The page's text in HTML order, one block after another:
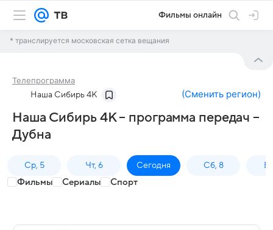
Фильмы онлайн
* транслируется московская сетка вещания
Телепрограмма
Наша Сибирь 4К (Сменить регион)
Наша Сибирь 4К – программа передач –
Дубна
Ср, 5 Чт, 6 Сегодня Сб, 8
Фильмы Сериалы Спорт